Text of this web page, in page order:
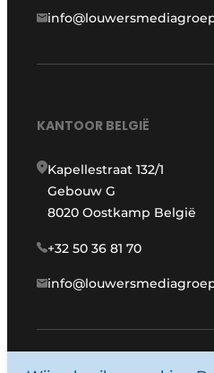
KANTOOR BELGIË
Kapellestraat 132/1
Gebouw G
8020 Oostkamp België
+32 50 36 81 70